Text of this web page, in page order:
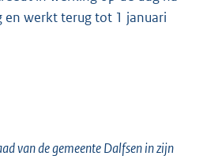
en werkt terug tot 1 januari
van de gemeente Dalfsen in zijn